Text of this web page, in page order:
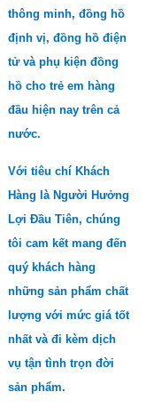
thông minh, đồng hồ
định vị, đồng hồ điện
tử và phụ kiện đồng
hồ cho trẻ em hàng
đầu hiện nay trên cả
nước.
Với tiêu chí Khách
Hàng là Người Hưởng
Lợi Đầu Tiên, chúng
tôi cam kết mang đến
quý khách hàng
những sản phẩm chất
lượng với mức giá tốt
nhất và đi kèm dịch
vụ tận tình trọn đời
sản phẩm.